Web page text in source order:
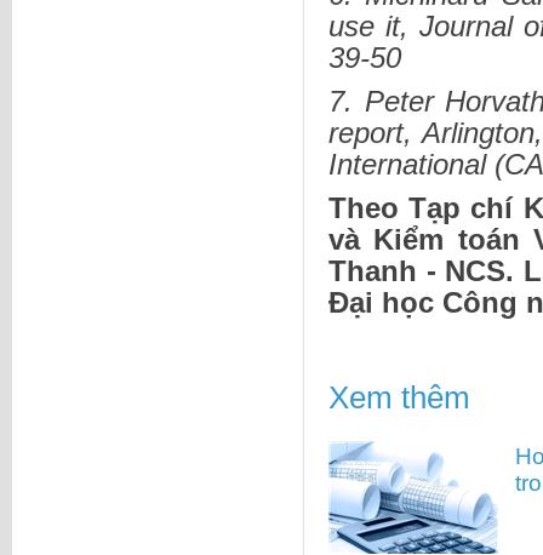
use it, Journal
39-50
7. Peter
report,
International
Theo Tạp chí
và Kiểm toán
Thanh - NCS.
Đại học Công
Xem thêm